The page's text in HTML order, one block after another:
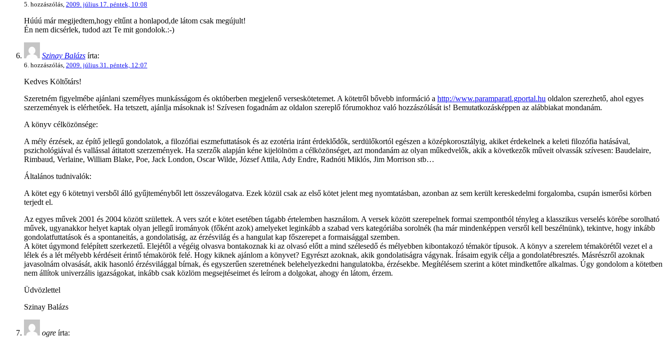
5. hozzászólás, 2009. július 17. péntek, 10:08
Húúú már megijedtem,hogy eltűnt a honlapod,de látom csak megújult!
Én nem dicsérlek, tudod azt Te mit gondolok.:-)
Szinay Balázs írta:
6. hozzászólás, 2009. július 31. péntek, 12:07
Kedves Költőtárs!
Szeretném figyelmébe ajánlani személyes munkásságom és októberben megjelenő verseskötetemet. A kötetről bővebb információ a http://www.paramparatl.gportal.hu oldalon szerezhető, ahol egyes
szerzemények is elérhetőek. Ha tetszett, ajánlja másoknak is! Szívesen fogadnám az oldalon szereplő fórumokhoz való hozzászólását is! Bemutatkozásképpen az alábbiakat mondanám.
A könyv célközönsége:
A mély érzések, az építő jellegű gondolatok, a filozófiai eszmefuttatások és az ezotéria iránt érdeklődők, serdülőkortól egészen a középkorosztályig, akiket érdekelnek a keleti filozófia hatásával,
pszichológiával és vallással átitatott szerzemények. Ha szerzők alapján kéne kijelölnöm a célközönséget, azt mondanám az olyan műkedvelők, akik a következők műveit olvassák szívesen: Baudelaire,
Rimbaud, Verlaine, William Blake, Poe, Jack London, Oscar Wilde, József Attila, Ady Endre, Radnóti Miklós, Jim Morrison stb…
Általános tudnivalók:
A kötet egy 6 kötetnyi versből álló gyűjteményből lett összeválogatva. Ezek közül csak az első kötet jelent meg nyomtatásban, azonban az sem került kereskedelmi forgalomba, csupán ismerősi körben
terjedt el.
Az egyes művek 2001 és 2004 között születtek. A vers szót e kötet esetében tágabb értelemben használom. A versek között szerepelnek formai szempontból tényleg a klasszikus verselés körébe sorolható
művek, ugyanakkor helyet kaptak olyan jellegű irományok (főként azok) amelyeket leginkább a szabad vers kategóriába sorolnék (ha már mindenképpen versről kell beszélnünk), tekintve, hogy inkább
gondolatfuttatások és a spontaneitás, a gondolatiság, az érzésvilág és a hangulat kap főszerepet a formaisággal szemben.
A kötet úgymond felépített szerkezetű. Elejétől a végéig olvasva bontakoznak ki az olvasó előtt a mind szélesedő és mélyebben kibontakozó témakör típusok. A könyv a szerelem témakörétől vezet el a
lélek és a lét mélyebb kérdéseit érintő témakörök felé. Hogy kiknek ajánlom a könyvet? Egyrészt azoknak, akik gondolatiságra vágynak. Írásaim egyik célja a gondolatébresztés. Másrészről azoknak
javasolnám olvasását, akik hasonló érzésvilággal bírnak, és egyszerűen szeretnének belehelyezkedni hangulatokba, érzésekbe. Megítélésem szerint a kötet mindkettőre alkalmas. Úgy gondolom a kötetben
nem állítok univerzális igazságokat, inkább csak közlöm megsejtéseimet és leírom a dolgokat, ahogy én látom, érzem.
Üdvözlettel
Szinay Balázs
ogre írta: